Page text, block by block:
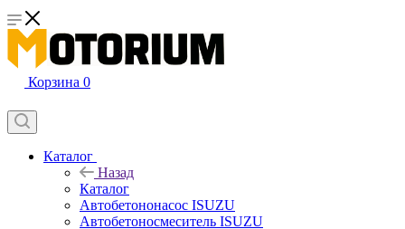
Корзина 0
Каталог
Назад
Каталог
Автобетононасос ISUZU
Автобетоносмеситель ISUZU